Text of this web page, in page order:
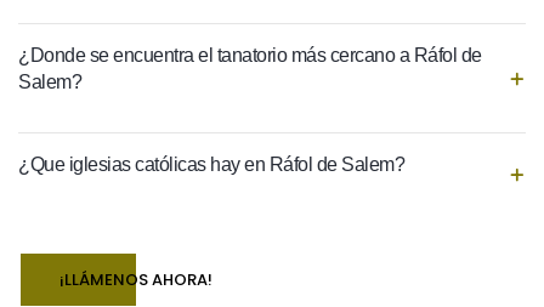
¿Donde se encuentra el tanatorio más cercano a Ráfol de
Salem?
¿Que iglesias católicas hay en Ráfol de Salem?
¡LLÁMENOS AHORA!